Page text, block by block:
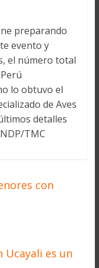
preparando
evento y
el número total
lo obtuvo el
de Aves
detalles
TMC
con
Ucayali es un